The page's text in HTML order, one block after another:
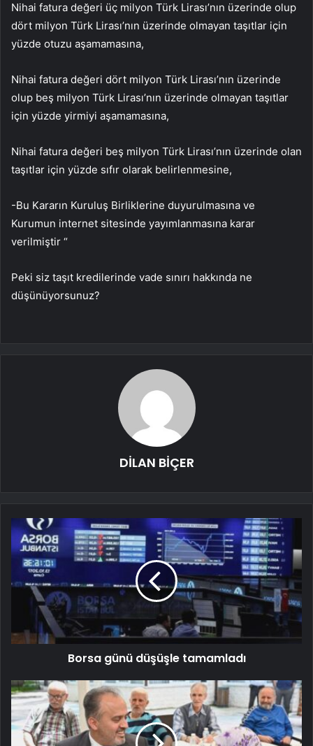
Nihai fatura değeri üç milyon Türk Lirası’nın üzerinde olup
dört milyon Türk Lirası’nın üzerinde olmayan taşıtlar için
yüzde otuzu aşamamasına,
Nihai fatura değeri dört milyon Türk Lirası’nın üzerinde
olup beş milyon Türk Lirası’nın üzerinde olmayan taşıtlar
için yüzde yirmiyi aşamamasına,
Nihai fatura değeri beş milyon Türk Lirası’nın üzerinde olan
taşıtlar için yüzde sıfır olarak belirlenmesine,
-Bu Kararın Kuruluş Birliklerine duyurulmasına ve
Kurumun internet sitesinde yayımlanmasına karar
verilmiştir “
Peki siz taşıt kredilerinde vade sınırı hakkında ne
düşünüyorsunuz?
DİLAN BİÇER
Borsa günü düşüşle tamamladı